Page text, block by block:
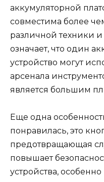
аккумуляторной
совместима более
различной техники и
означает, что один
устройство могут
арсенала
является большим
Еще одна
понравилась, это
предотвращающая
повышает
устройства,